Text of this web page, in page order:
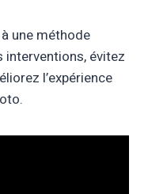
une méthode
interventions, évitez
l’expérience